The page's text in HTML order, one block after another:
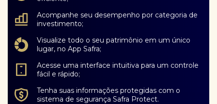
Acompanhe seu desempenho por categoria de
investimento;
Visualize todo o seu patrimônio em um único
lugar, no App Safra;
Acesse uma interface intuitiva para um controle
fácil e rápido;
Tenha suas informações protegidas com o
sistema de segurança Safra Protect.